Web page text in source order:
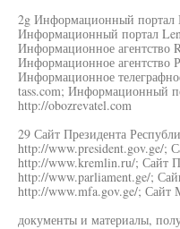
2g Информационный
Информационный портал
Информационное агентство
Информационное
Информационное
tass.com; Информационный
http://obozrevatel.com
29 Сайт Президента
http://www.president.gov.ge/;
http://www.kremlin.ru/; Сайт
http://www.parliament.ge/;
http://www.mfa.gov.ge/;
документы и материалы,